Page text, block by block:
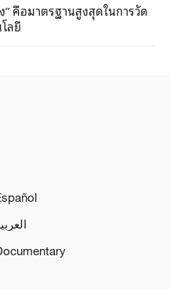
” คือมาตรฐานสูงสุดในการวัด
ลยี